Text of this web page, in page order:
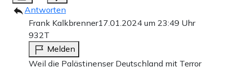
Antworten
Frank Kalkbrenner17.01.2024 um 23:49 Uhr
932T
Melden
Weil die Palästinenser Deutschland mit Terror